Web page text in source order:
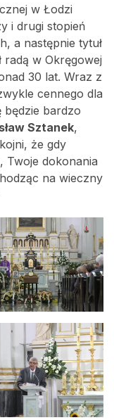
w Łodzi
i drugi stopień
a następnie tytuł
radą w Okręgowej
30 lat. Wraz z
cennego dla
będzie bardzo
Sztanek,
że gdy
Twoje dokonania
na wieczny